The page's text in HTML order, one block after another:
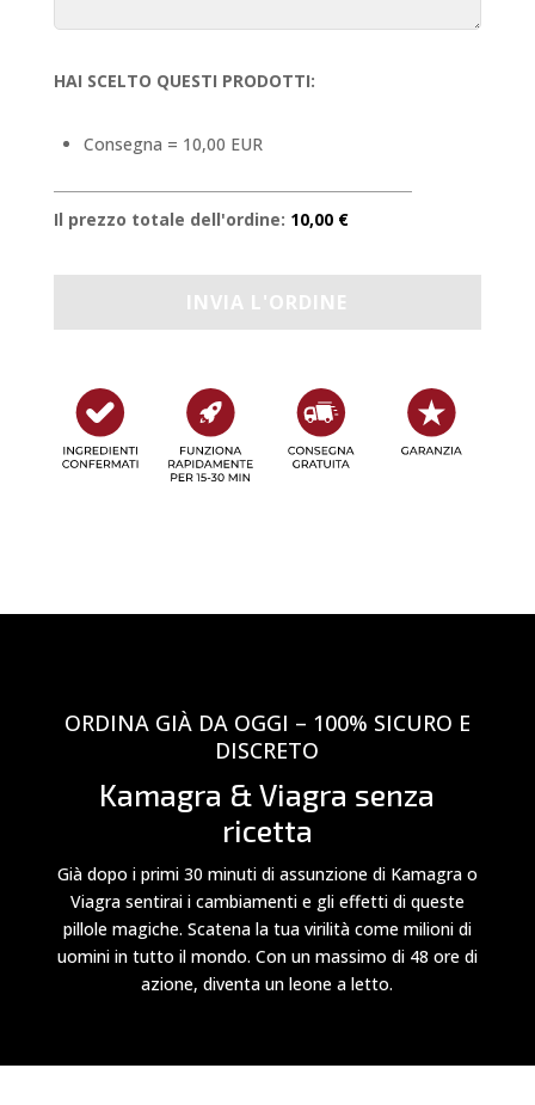
HAI SCELTO QUESTI PRODOTTI:
Consegna = 10,00 EUR
Il prezzo totale dell'ordine: 10,00 €
ORDINA GIÀ DA OGGI – 100% SICURO E
DISCRETO
Kamagra & Viagra senza
ricetta
Già dopo i primi 30 minuti di assunzione di Kamagra o
Viagra sentirai i cambiamenti e gli effetti di queste
pillole magiche. Scatena la tua virilità come milioni di
uomini in tutto il mondo. Con un massimo di 48 ore di
azione, diventa un leone a letto.